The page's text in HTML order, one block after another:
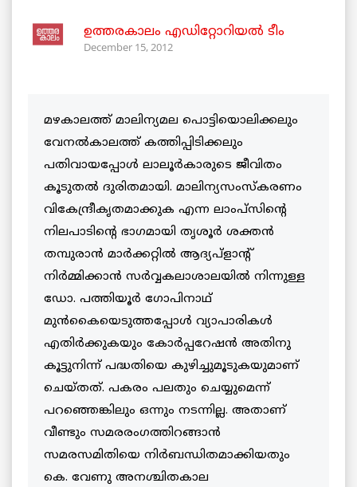
ഉത്തരകാലം എഡിറ്റോറിയല്‍ ടീം
December 15, 2012
മഴകാലത്ത് മാലിന്യമല പൊട്ടിയൊലിക്കലും
വേനല്‍കാലത്ത് കത്തിപ്പിടിക്കലും
പതിവായപ്പോള്‍ ലാലൂര്‍കാരുടെ ജീവിതം
കൂടുതല്‍ ദുരിതമായി. മാലിന്യസംസ്കരണം
വികേന്ദ്രീകൃതമാക്കുക എന്ന ലാംപ്സിന്റെ
നിലപാടിന്റെ ഭാഗമായി തൃശൂര്‍ ശക്തന്‍
തമ്പുരാന്‍ മാര്‍ക്കറ്റില്‍ ആദ്യപ്ളാന്റ്
നിര്‍മ്മിക്കാന്‍ സര്‍വ്വകലാശാലയില്‍ നിന്നുള്ള
ഡോ. പത്തിയൂര്‍ ഗോപിനാഥ്
മുന്‍കൈയെടുത്തപ്പോള്‍ വ്യാപാരികള്‍
എതിര്‍ക്കുകയും കോര്‍പ്പറേഷന്‍ അതിനു
കൂട്ടുനിന്ന് പദ്ധതിയെ കുഴിച്ചുമൂടുകയുമാണ്
ചെയ്തത്. പകരം പലതും ചെയ്യുമെന്ന്
പറഞ്ഞെങ്കിലും ഒന്നും നടന്നില്ല. അതാണ്
വീണ്ടും സമരരംഗത്തിറങ്ങാന്‍
സമരസമിതിയെ നിര്‍ബന്ധിതമാക്കിയതും
കെ. വേണു അനശ്ചിതകാല